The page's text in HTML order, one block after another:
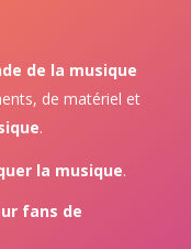
de la musique
de matériel et
.
la musique.
fans de